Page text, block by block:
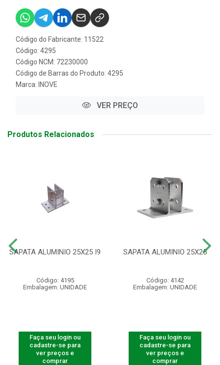
Código do Fabricante: 11522
Código: 4295
Código NCM: 72230000
Código de Barras do Produto: 4295
Marca: INOVE
VER PREÇO
Produtos Relacionados
SAPATA ALUMINIO 25X25 I9
Código: 4195
Embalagem: UNIDADE
Faça seu login ou
cadastre-se para
ver preços e
comprar
SAPATA ALUMINIO 25X25
Código: 4142
Embalagem: UNIDADE
Faça seu login ou
cadastre-se para
ver preços e
comprar